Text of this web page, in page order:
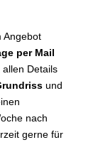
Angebot
per Mail
Details
und
nach
gerne für